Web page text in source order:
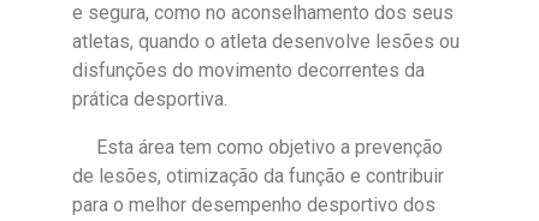
e segura, como no aconselhamento dos seus
atletas, quando o atleta desenvolve lesões ou
disfunções do movimento decorrentes da
prática desportiva.
Esta área tem como objetivo a prevenção
de lesões, otimização da função e contribuir
para o melhor desempenho desportivo dos